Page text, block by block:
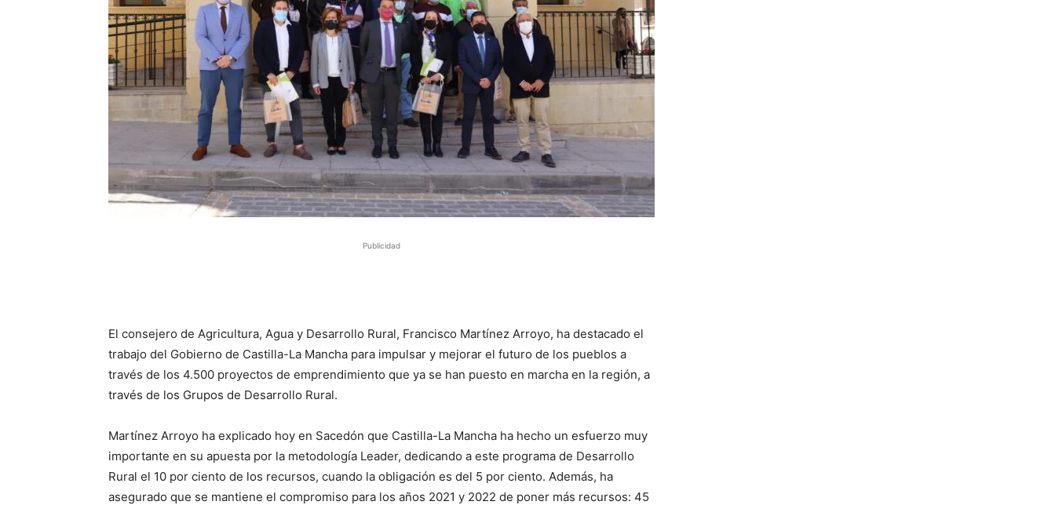
Publicidad
El consejero de Agricultura, Agua y Desarrollo Rural, Francisco Martínez Arroyo, ha destacado el
trabajo del Gobierno de Castilla-La Mancha para impulsar y mejorar el futuro de los pueblos a
través de los 4.500 proyectos de emprendimiento que ya se han puesto en marcha en la región, a
través de los Grupos de Desarrollo Rural.
Martínez Arroyo ha explicado hoy en Sacedón que Castilla-La Mancha ha hecho un esfuerzo muy
importante en su apuesta por la metodología Leader, dedicando a este programa de Desarrollo
Rural el 10 por ciento de los recursos, cuando la obligación es del 5 por ciento. Además, ha
asegurado que se mantiene el compromiso para los años 2021 y 2022 de poner más recursos: 45